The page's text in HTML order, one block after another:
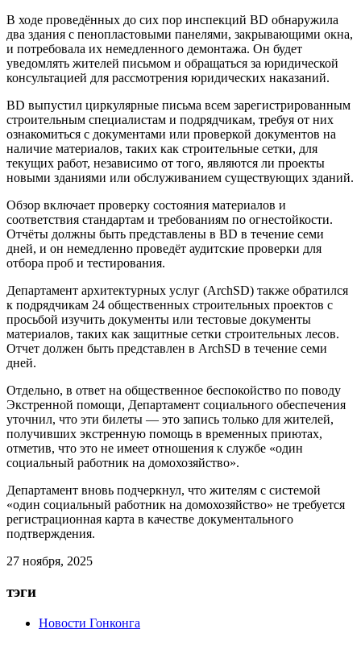
В ходе проведённых до сих пор инспекций BD обнаружила
два здания с пенопластовыми панелями, закрывающими окна,
и потребовала их немедленного демонтажа. Он будет
уведомлять жителей письмом и обращаться за юридической
консультацией для рассмотрения юридических наказаний.
BD выпустил циркулярные письма всем зарегистрированным
строительным специалистам и подрядчикам, требуя от них
ознакомиться с документами или проверкой документов на
наличие материалов, таких как строительные сетки, для
текущих работ, независимо от того, являются ли проекты
новыми зданиями или обслуживанием существующих зданий.
Обзор включает проверку состояния материалов и
соответствия стандартам и требованиям по огнестойкости.
Отчёты должны быть представлены в BD в течение семи
дней, и он немедленно проведёт аудитские проверки для
отбора проб и тестирования.
Департамент архитектурных услуг (ArchSD) также обратился
к подрядчикам 24 общественных строительных проектов с
просьбой изучить документы или тестовые документы
материалов, таких как защитные сетки строительных лесов.
Отчет должен быть представлен в ArchSD в течение семи
дней.
Отдельно, в ответ на общественное беспокойство по поводу
Экстренной помощи, Департамент социального обеспечения
уточнил, что эти билеты — это запись только для жителей,
получивших экстренную помощь в временных приютах,
отметив, что это не имеет отношения к службе «один
социальный работник на домохозяйство».
Департамент вновь подчеркнул, что жителям с системой
«один социальный работник на домохозяйство» не требуется
регистрационная карта в качестве документального
подтверждения.
27 ноября, 2025
тэги
Новости Гонконга